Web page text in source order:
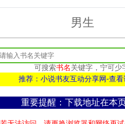
男生
可搜索书名关键字，宁可少
推荐：小说书友互动分享网-查
重要提醒：下载地址在本